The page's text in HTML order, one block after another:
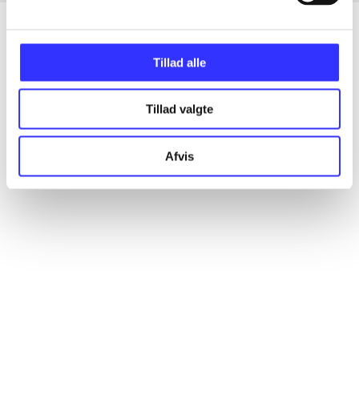
Tillad alle
Tillad valgte
Afvis
Artikler
Alle registrerede artikler fordelt på udgivelser